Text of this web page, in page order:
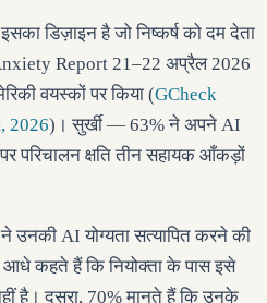
डिज़ाइन है जो निष्कर्ष को दम देता
Report 21–22 अप्रैल 2026
वयस्कों पर किया (GCheck
2026)। सुर्खी — 63% ने अपने AI
परिचालन क्षति तीन सहायक आँकड़ों
उनकी AI योग्यता सत्यापित करने की
कहते हैं कि नियोक्ता के पास इसे
है। दूसरा, 70% मानते हैं कि उनके